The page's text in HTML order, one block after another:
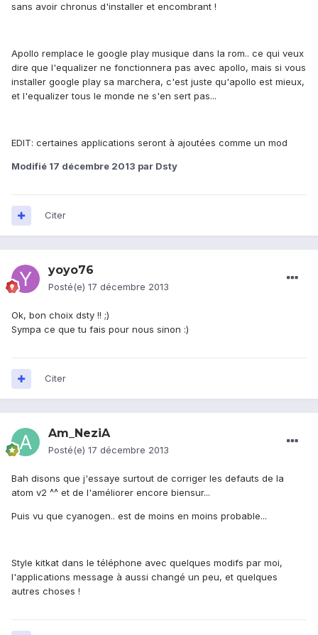
sans avoir chronus d'installer et encombrant !
Apollo remplace le google play musique dans la rom.. ce qui veux
dire que l'equalizer ne fonctionnera pas avec apollo, mais si vous
installer google play sa marchera, c'est juste qu'apollo est mieux,
et l'equalizer tous le monde ne s'en sert pas...
EDIT: certaines applications seront à ajoutées comme un mod
Modifié 17 décembre 2013 par Dsty
Citer
yoyo76
Posté(e) 17 décembre 2013
Ok, bon choix dsty !! ;)
Sympa ce que tu fais pour nous sinon :)
Citer
Am_NeziA
Posté(e) 17 décembre 2013
Bah disons que j'essaye surtout de corriger les defauts de la
atom v2 ^^ et de l'améliorer encore biensur...
Puis vu que cyanogen.. est de moins en moins probable...
Style kitkat dans le téléphone avec quelques modifs par moi,
l'applications message à aussi changé un peu, et quelques
autres choses !